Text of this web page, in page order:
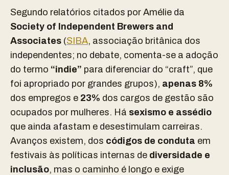
Segundo relatórios citados por Amélie da
Society of Independent Brewers and
Associates (SIBA, associação britânica dos
independentes; no debate, comenta-se a adoção
do termo “indie” para diferenciar do “craft”, que
foi apropriado por grandes grupos), apenas 8%
dos empregos e 23% dos cargos de gestão são
ocupados por mulheres. Há sexismo e assédio
que ainda afastam e desestimulam carreiras.
Avanços existem, dos códigos de conduta em
festivais às políticas internas de diversidade e
inclusão, mas o caminho é longo e exige